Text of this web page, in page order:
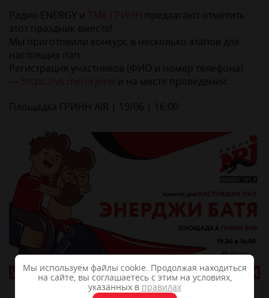
Радио ENERGY и
предлагают отметить
этот праздник вместе!
Мы приготовили конкурс в несколько этапов для
настоящих пап.
Регистрация участников (ФИО и номер телефона)
—
и на месте проведения:
Площадка ГРИНН AIR | 19/06 | 16:00
Мы используем файлы cookie. Продолжая находиться
на сайте, вы соглашаетесь с этим на условиях,
указанных в правилах